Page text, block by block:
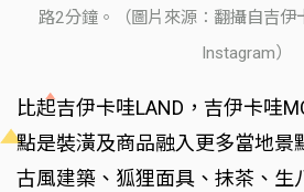
路2分鐘。（圖片來源：翻攝自吉伊
Instagram）
比起吉伊卡哇LAND，吉伊卡哇
點是裝潢及商品融入更多當地景
古風建築、狐狸面具、抹茶、生